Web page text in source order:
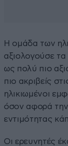
Η ομάδα των
αξιολογούσε
ως πολύ πιο
πιο ακριβείς
ηλικιωμένοι
όσον αφορά την
εντιμότητας
Οι ερευνητές